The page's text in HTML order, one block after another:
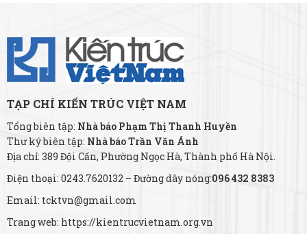
TẠP CHÍ KIẾN TRÚC VIỆT NAM
Tổng biên tập: Nhà báo Phạm Thị Thanh Huyền
Thư ký biên tập: Nhà báo Trần Văn Ánh
Địa chỉ: 389 Đội Cấn, Phường Ngọc Hà, Thành phố Hà Nội.
Điện thoại: 0243.7620132 – Đường dây nóng:096 432 8383
Email: tcktvn@gmail.com
Trang web: https://kientrucvietnam.org.vn